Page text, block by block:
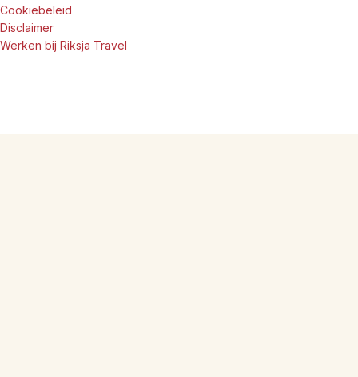
Cookiebeleid
Disclaimer
Werken bij Riksja Travel